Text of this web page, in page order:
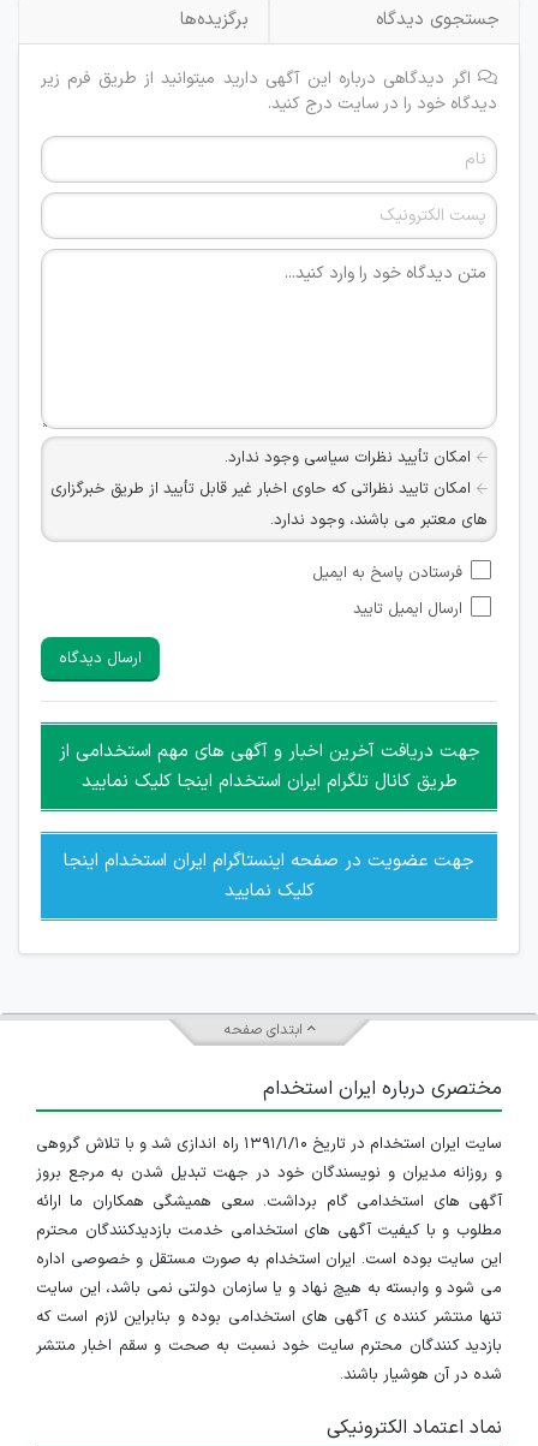
جستجوی دیدگاه
برگزیده‌ها
اگر دیدگاهی درباره این آگهی دارید میتوانید از طریق فرم زیر
دیدگاه خود را در سایت درج کنید.
امکان تأیید نظرات سیاسی وجود ندارد.
امکان تایید نظراتی که حاوی اخبار غیر قابل تأیید از طریق خبرگزاری
های معتبر می باشند، وجود ندارد.
شبکه های مجازی ارتباطی می باشند وجود ندارد.
امکان تأیید نظرات کاربرانی که به هر طریقی قصد مأیوس کردن
هرگونه تحریک، تحقیر و کنایه به سایر افراد (مسئول و غیر مسئول)
غیر مجاز می باشد.
امکان هماهنگی برای هرگونه ملاقات حضوری چه به صورت دسته
جمعی و چه فردی توسط کاربران سایت وجود ندارد.
فرستادن پاسخ به ایمیل
ارسال ایمیل تایید
ارسال دیدگاه
جهت دریافت آخرین اخبار و آگهی های مهم استخدامی از
طریق کانال تلگرام ایران استخدام اینجا کلیک نمایید
جهت عضویت در صفحه اینستاگرام ایران استخدام اینجا
کلیک نمایید
ابتدای صفحه
مختصری درباره ایران استخدام
سایت ایران استخدام در تاریخ ۱۳۹۱/۱/۱۰ راه اندازی شد و با تلاش گروهی
و روزانه مدیران و نویسندگان خود در جهت تبدیل شدن به مرجع بروز
آگهی های استخدامی گام برداشت. سعی همیشگی همکاران ما ارائه
مطلوب و با کیفیت آگهی های استخدامی خدمت بازدیدکنندگان محترم
این سایت بوده است. ایران استخدام به صورت مستقل و خصوصی اداره
می شود و وابسته به هیچ نهاد و یا سازمان دولتی نمی باشد، این سایت
تنها منتشر کننده ی آگهی های استخدامی بوده و بنابراین لازم است که
بازدید کنندگان محترم سایت خود نسبت به صحت و سقم اخبار منتشر
شده در آن هوشیار باشند.
نماد اعتماد الکترونیکی